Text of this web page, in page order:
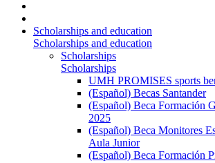
Scholarships and education
Scholarships and education
Scholarships
Scholarships
UMH PROMISES sports
(Español) Becas Santander
(Español) Beca Formación
2025
(Español) Beca Monitores
Aula Junior
(Español) Beca Formación